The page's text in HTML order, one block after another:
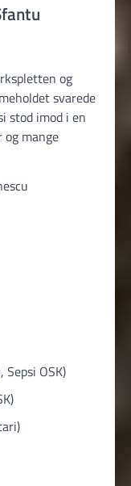
og
svarede
stod imod i en
mange
OSK)